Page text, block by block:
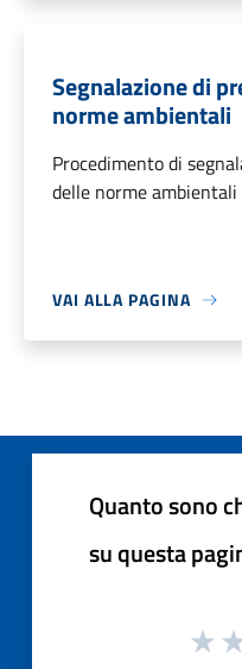
Segnalazione di
norme ambientali
Procedimento di
delle norme ambientali
VAI ALLA PAGINA
Quanto sono
su questa